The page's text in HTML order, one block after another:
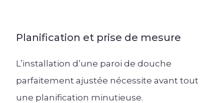
Planification et prise de mesure
L’installation d’une paroi de douche
parfaitement ajustée nécessite avant tout
une planification minutieuse.